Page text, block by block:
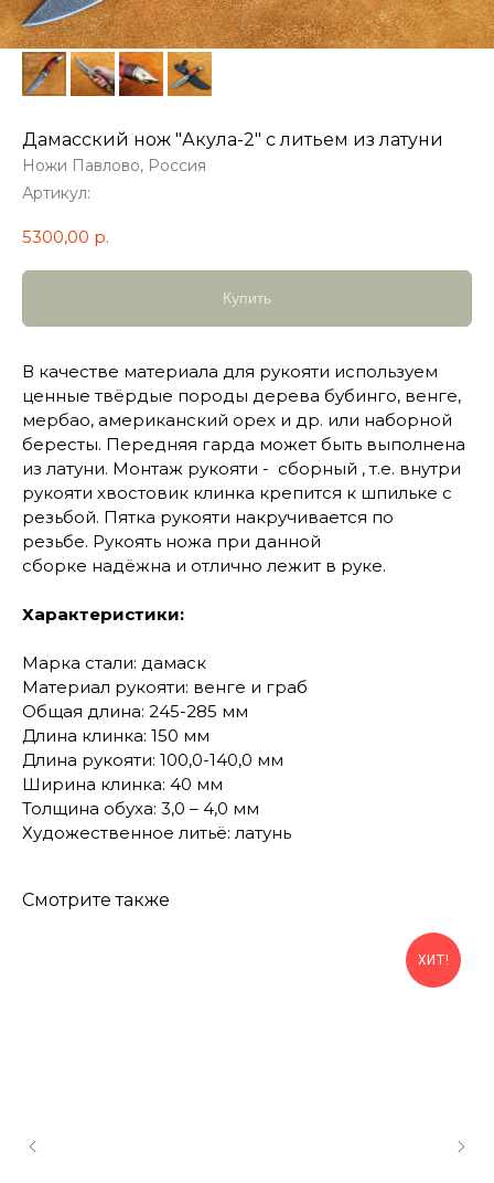
Дамасский нож "Акула-2" с литьем из латуни
Ножи Павлово, Россия
Артикул:
5300,00 р.
Купить
В качестве материала для рукояти используем
ценные твёрдые породы дерева бубинго, венге,
мербао, американский орех и др. или наборной
бересты. Передняя гарда может быть выполнена
из латуни. Монтаж рукояти - сборный , т.е. внутри
рукояти хвостовик клинка крепится к шпильке с
резьбой. Пятка рукояти накручивается по
резьбе. Рукоять ножа при данной
сборке надёжна и отлично лежит в руке.
Характеристики:
Марка стали: дамаск
Материал рукояти: венге и граб
Общая длина: 245-285 мм
Длина клинка: 150 мм
Длина рукояти: 100,0-140,0 мм
Ширина клинка: 40 мм
Толщина обуха: 3,0 – 4,0 мм
Художественное литьё: латунь
Смотрите также
ХИТ!
оставьте запрос на звонок менеджера